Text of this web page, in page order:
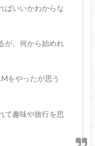
ばいいかわからな
が、何から始めれ
をやったが思う
て趣味や旅行を思